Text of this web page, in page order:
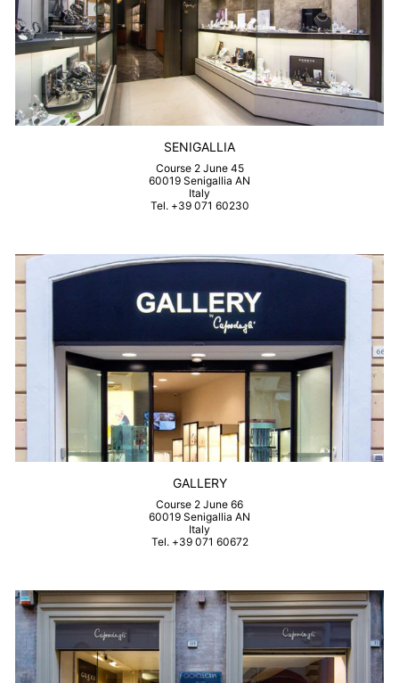
SENIGALLIA
Course 2 June 45
60019 Senigallia AN
Italy
Tel. +39 071 60230
GALLERY
Course 2 June 66
60019 Senigallia AN
Italy
Tel. +39 071 60672